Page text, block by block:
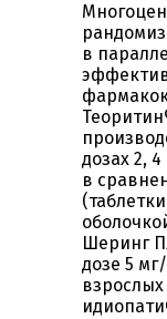
в
дозах 2,
в
Шеринг
дозе 5